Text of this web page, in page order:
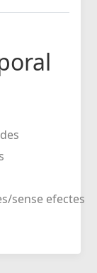
sense efectes